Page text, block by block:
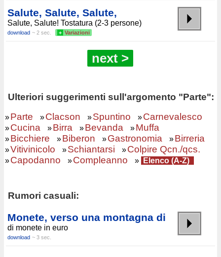
Salute, Salute, Salute,
Salute, Salute! Tostatura (2-3 persone)
download ~ 2 sec. + Variazioni
next >
Ulteriori suggerimenti sull'argomento "Parte":
»Parte »Clacson »Spuntino »Carnevalesco
»Cucina »Birra »Bevanda »Muffa
»Bicchiere »Biberon »Gastronomia »Birreria
»Vitivinicolo »Schiantarsi »Colpire Qcn./qcs.
»Capodanno »Compleanno » Elenco (A-Z)
Rumori casuali:
Monete, verso una montagna di
di monete in euro
download ~ 3 sec.